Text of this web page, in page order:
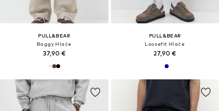
PULL&BEAR
Baggy Hlače
37,90 €
PULL&BEAR
Loosefit Hlače
27,90 €